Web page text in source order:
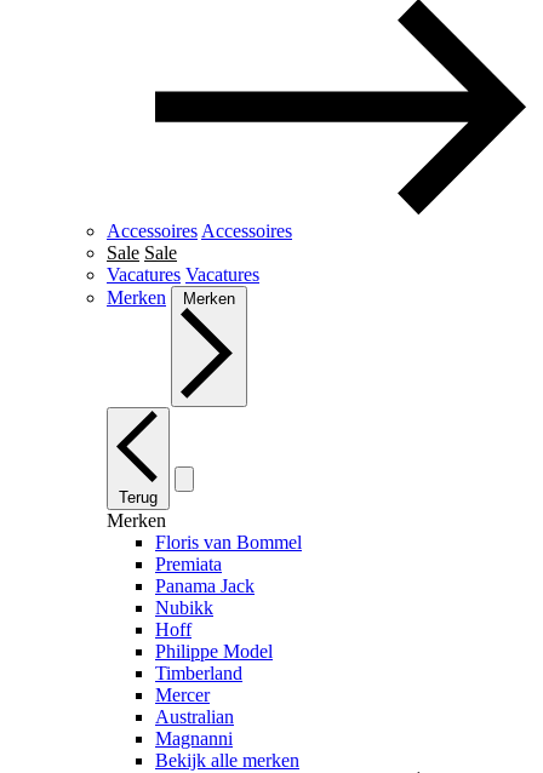
Accessoires Accessoires
Sale Sale
Vacatures Vacatures
Merken
Merken
Terug
Merken
Floris van Bommel
Premiata
Panama Jack
Nubikk
Hoff
Philippe Model
Timberland
Mercer
Australian
Magnanni
Bekijk alle merken